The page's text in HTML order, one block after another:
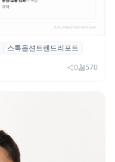
18.2%→31.3%…
급증
스톡옵션트렌드리포트
0 570